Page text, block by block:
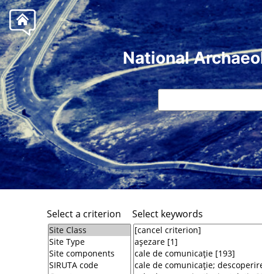
National
Select a criterion Select keywords